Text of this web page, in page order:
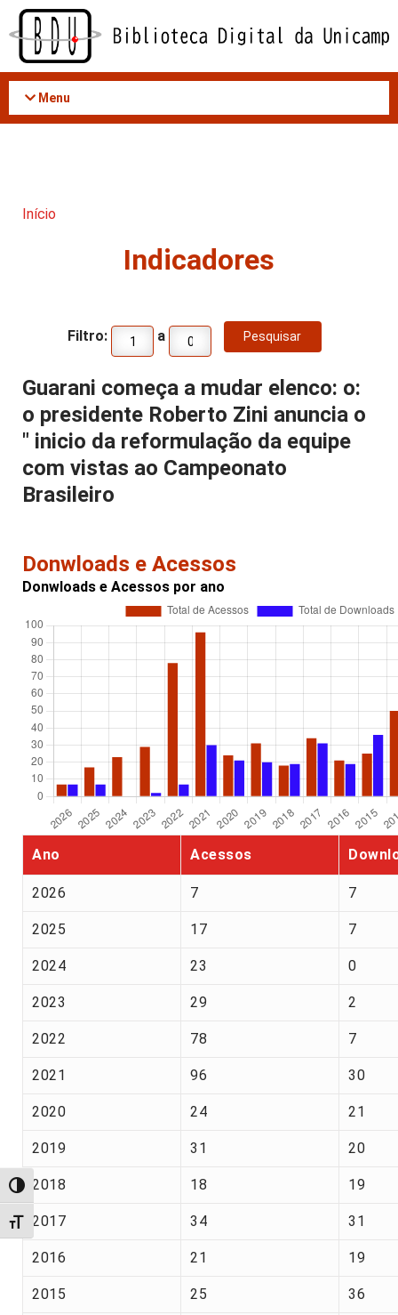
Acessar
conteúdo
Alternar alto contraste
Alternar tamanho da fonte
Menu
Início
Indicadores
Filtro: a
Guarani começa a mudar elenco: o:
o presidente Roberto Zini anuncia o
" inicio da reformulação da equipe
com vistas ao Campeonato
Brasileiro
Donwloads e Acessos
Donwloads e Acessos por ano
Ano Acessos
2026 7 7
2025 17 7
2024 23 0
2023 29 2
2022 78 7
2021 96 30
2020 24 21
2019 31 20
2018 18 19
2017 34 31
2016 21 19
2015 25 36